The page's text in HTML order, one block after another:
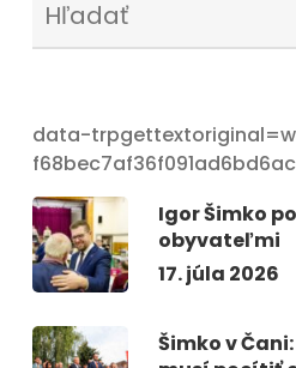
data-
Igor Šimko
obyvateľmi
17. júla 2026
Šimko v